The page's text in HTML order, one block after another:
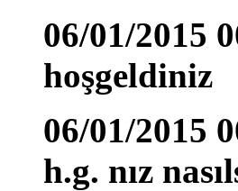
06/01/2015
hoşgeldiniz
06/01/2015
h.g. nız